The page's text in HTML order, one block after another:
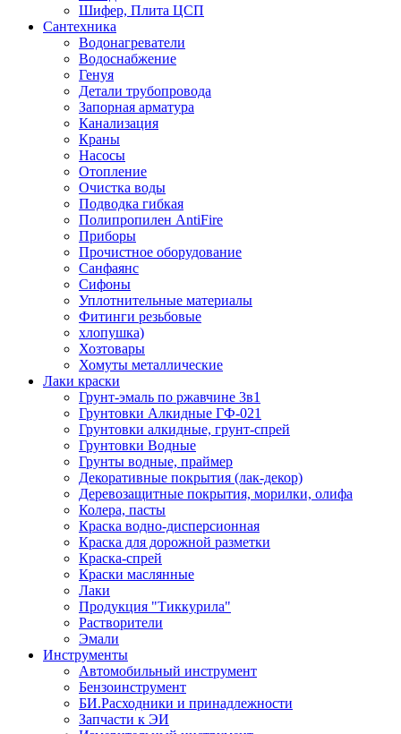
Шифер, Плита ЦСП
Сантехника
Водонагреватели
Водоснабжение
Генуя
Детали трубопровода
Запорная арматура
Канализация
Краны
Насосы
Отопление
Очистка воды
Подводка гибкая
Полипропилен AntiFire
Приборы
Прочистное оборудование
Санфаянс
Сифоны
Уплотнительные материалы
Фитинги резьбовые
хлопушка)
Хозтовары
Хомуты металлические
Лаки краски
Грунт-эмаль по ржавчине 3в1
Грунтовки Алкидные ГФ-021
Грунтовки алкидные, грунт-спрей
Грунтовки Водные
Грунты водные, праймер
Декоративные покрытия (лак-декор)
Деревозащитные покрытия, морилки, олифа
Колера, пасты
Краска водно-дисперсионная
Краска для дорожной разметки
Краска-спрей
Краски маслянные
Лаки
Продукция "Тиккурила"
Растворители
Эмали
Инструменты
Автомобильный инструмент
Бензоинструмент
БИ.Расходники и принадлежности
Запчасти к ЭИ